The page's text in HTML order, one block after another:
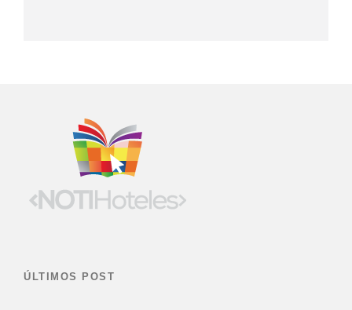
ÚLTIMOS POST